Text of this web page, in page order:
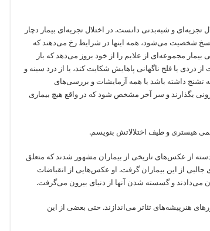
و شبه‌بدنی دانست. در اختلال تجریه‌ای بیمار دچار
شخصیت می‌شود، همه اینها در شرایط رخ می‌دهند که
بیمار مجموعه‌ای از علایم را از خود بروز می‌دهد که باز
یا فلج ناگهانی پاهایش شکایت کند، یا از درد سینه و
داشته باشد یا همه آزمایشات و بررسی‌های
بگذارند و سر آخر مشخص شود که در واقع هیچ بیماری
هیستری و طیف اختلالاتش بنویسم.
از عکس‌های تاریخی از بیماران مشهور شدند که متعلق
از این بیماران گرفت. او عکس‌هایی از انقباضات
و گسسته شدن آنها از دنیای بیرون می‌گرفت.
هنرپیشه‌های تئاتر می‌اندازند. حتی بعضی از این